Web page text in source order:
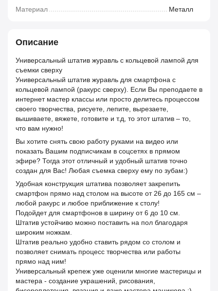
Материал Металл
Описание
Универсальный штатив журавль с кольцевой лампой для
съемки сверху
Универсальный штатив журавль для смартфона с
кольцевой лампой (ракурс сверху). Если Вы преподаете в
интернет мастер классы или просто делитесь процессом
своего творчества, рисуете, лепите, вырезаете,
вышиваете, вяжете, готовите и т.д, то этот штатив – то,
что вам нужно!
Вы хотите снять свою работу руками на видео или
показать Вашим подписчикам в соцсетях в прямом
эфире? Тогда этот отличный и удобный штатив точно
создан для Вас! Любая съемка сверху ему по зубам:)
Удобная конструкция штатива позволяет закрепить
смартфон прямо над столом на высоте от 26 до 165 см –
любой ракурс и любое приближение к столу!
Подойдет для смартфонов в ширину от 6 до 10 см.
Штатив устойчиво можно поставить на пол благодаря
широким ножкам.
Штатив реально удобно ставить рядом со столом и
позволяет снимать процесс творчества или работы
прямо над ним!
Универсальный крепеж уже оценили многие мастерицы и
мастера - создание украшений, рисования,